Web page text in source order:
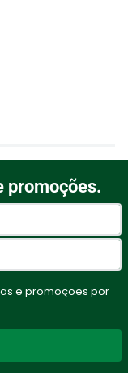
promoções.
e promoções por